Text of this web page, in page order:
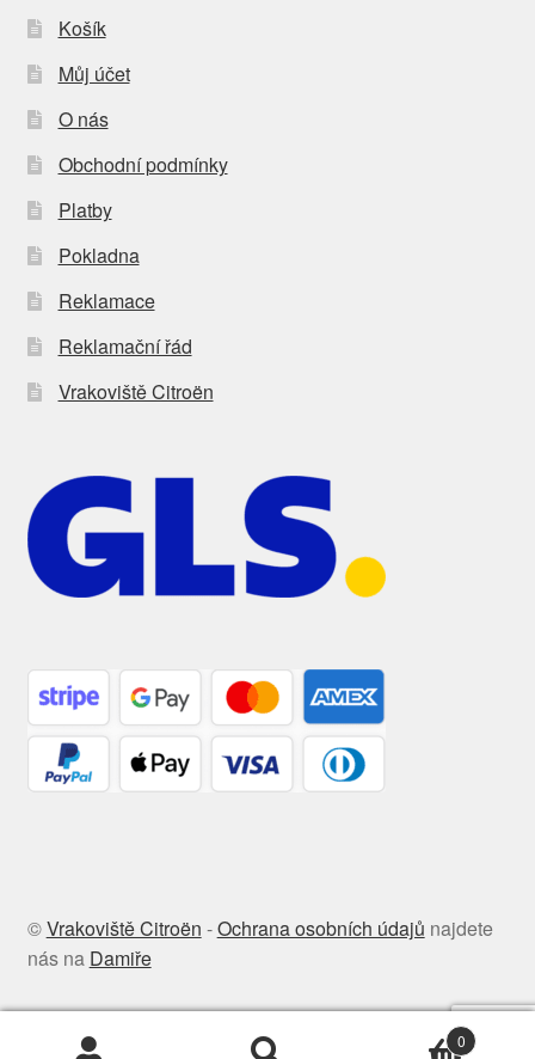
Košík
Můj účet
O nás
Obchodní podmínky
Platby
Pokladna
Reklamace
Reklamační řád
Vrakoviště Citroën
©Vrakoviště Citroën -Ochrana osobních údajů najdete
nás na Damiře
0